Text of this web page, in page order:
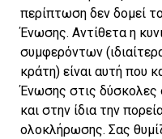
περίπτωση δεν δομεί
Ένωσης. Αντίθετα η
συμφερόντων
κράτη) είναι αυτή που
Ένωσης στις δύσκολες
και στην ίδια την
ολοκλήρωσης. Σας